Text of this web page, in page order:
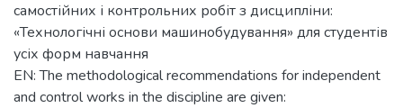
самостійних і контрольних робіт з дисципліни:
«Технологічні основи машинобудування» для студентів
усіх форм навчання
EN: The methodological recommendations for independent
and control works in the discipline are given: